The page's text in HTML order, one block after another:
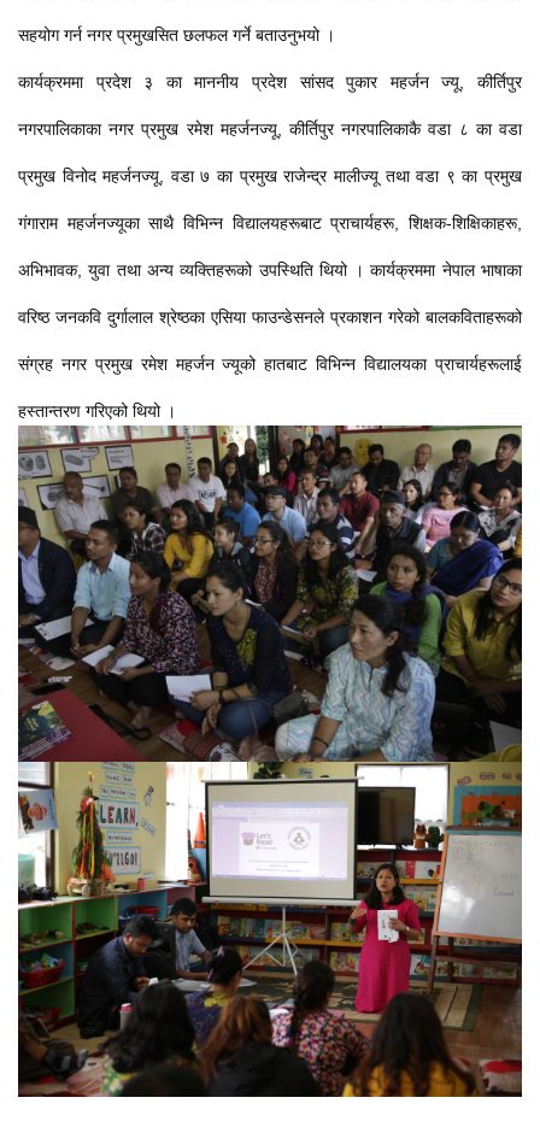
सहयोग गर्न नगर प्रमुखसित छलफल गर्ने बताउनुभयो ।
कार्यक्रममा प्रदेश ३ का माननीय प्रदेश सांसद पुकार महर्जन ज्यू, कीर्तिपुर
नगरपालिकाका नगर प्रमुख रमेश महर्जनज्यू, कीर्तिपुर नगरपालिकाकै वडा ८ का वडा
प्रमुख विनोद महर्जनज्यू, वडा ७ का प्रमुख राजेन्द्र मालीज्यू तथा वडा ९ का प्रमुख
गंगाराम महर्जनज्यूका साथै विभिन्न विद्यालयहरूबाट प्राचार्यहरू, शिक्षक-शिक्षिकाहरू,
अभिभावक, युवा तथा अन्य व्यक्तिहरूको उपस्थिति थियो । कार्यक्रममा नेपाल भाषाका
वरिष्ठ जनकवि दुर्गालाल श्रेष्ठका एसिया फाउन्डेसनले प्रकाशन गरेको बालकविताहरूको
संग्रह नगर प्रमुख रमेश महर्जन ज्यूको हातबाट विभिन्न विद्यालयका प्राचार्यहरूलाई
हस्तान्तरण गरिएको थियो ।